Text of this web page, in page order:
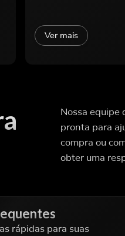
Ver mais
Nossa equipe
pronta para
compra ou
obter uma
rápidas para suas